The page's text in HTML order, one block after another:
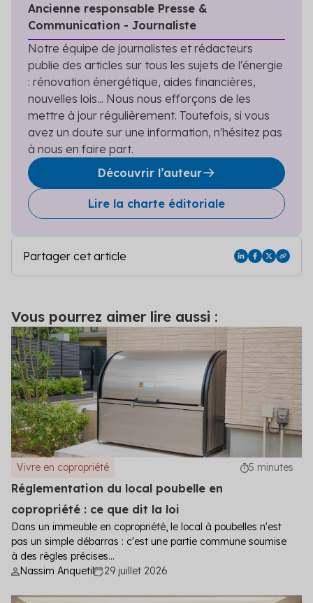
Ancienne responsable Presse &
Communication - Journaliste
Notre équipe de journalistes et rédacteurs
publie des articles sur tous les sujets de l'énergie
: rénovation énergétique, aides financières,
nouvelles lois... Nous nous efforçons de les
mettre à jour régulièrement. Toutefois, si vous
avez un doute sur une information, n'hésitez pas
à nous en faire part.
Découvrir l’auteur
Lire la charte éditoriale
Partager cet article
Vous pourrez aimer lire aussi :
Vivre en copropriété 5 minutes
Réglementation du local poubelle en
copropriété : ce que dit la loi
Dans un immeuble en copropriété, le local à poubelles n'est
pas un simple débarras : c'est une partie commune soumise
à des règles précises...
Nassim Anquetil
29 juillet 2026